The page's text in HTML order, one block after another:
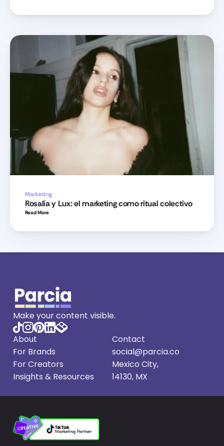
Marketing
Rosalía y Lux: el marketing como ritual colectivo
Read More
Make your content visible.
About
For Brands
For Creators
Insights & Resources
Contact
social@parcia.co
Mexico City,
14130, MX